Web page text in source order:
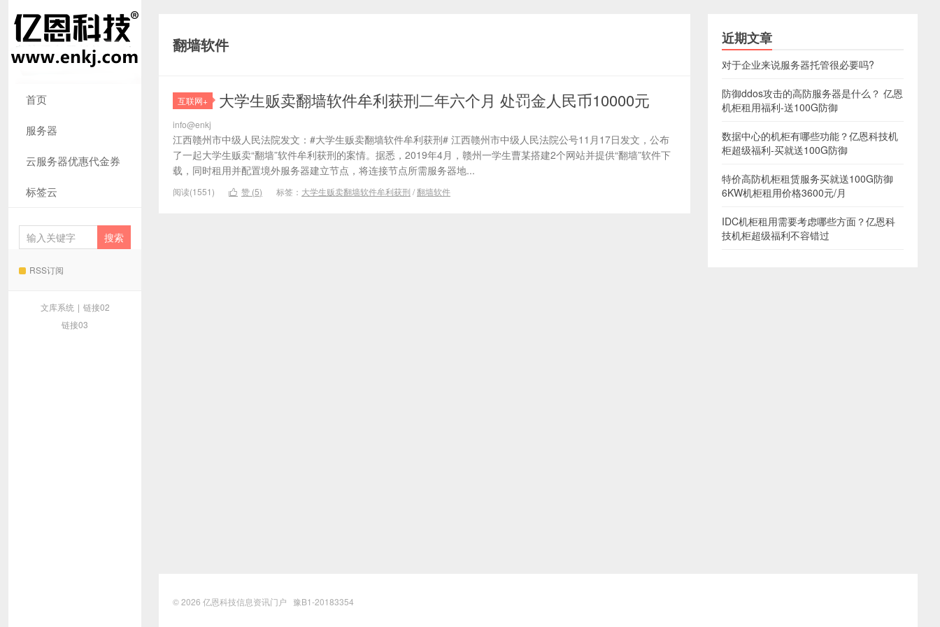
首页
服务器
云服务器优惠代金券
标签云
RSS订阅
文库系统 | 链接02
链接03
翻墙软件
互联网+ 大学生贩卖翻墙软件牟利获刑二年六个月 处罚金人民币10000元
info@enkj
江西赣州市中级人民法院发文：#大学生贩卖翻墙软件牟利获刑# 江西赣州市中级人民法院公号11月17日发文，公布
了一起大学生贩卖“翻墙”软件牟利获刑的案情。据悉，2019年4月，赣州一学生曹某搭建2个网站并提供“翻墙”软件下
载，同时租用并配置境外服务器建立节点，将连接节点所需服务器地...
阅读(1551)  赞 (5) 标签： 大学生贩卖翻墙软件牟利获刑 /翻墙软件
近期文章
对于企业来说服务器托管很必要吗?
防御ddos攻击的高防服务器是什么？ 亿恩
机柜租用福利-送100G防御
数据中心的机柜有哪些功能？亿恩科技机
柜超级福利-买就送100G防御
特价高防机柜租赁服务买就送100G防御
6KW机柜租用价格3600元/月
IDC机柜租用需要考虑哪些方面？亿恩科
技机柜超级福利不容错过
© 2026 亿恩科技信息资讯门户 豫B1-20183354